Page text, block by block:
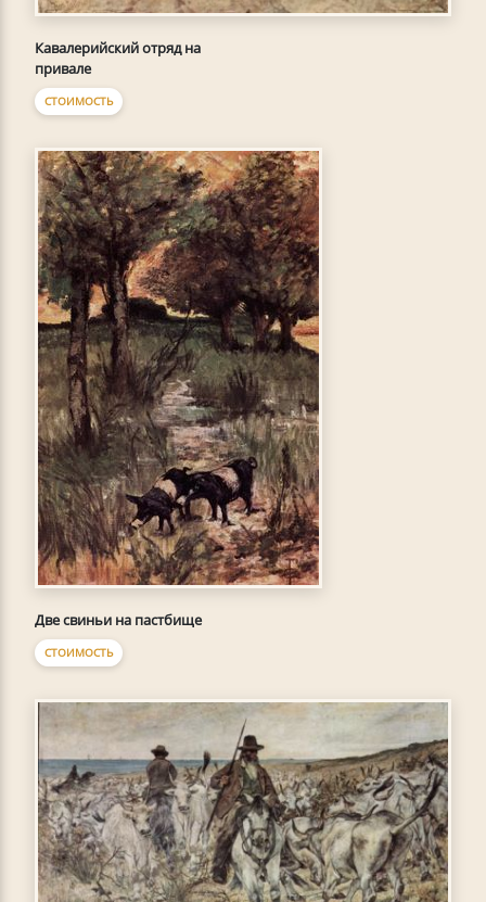
Кавалерийский отряд на
привале
СТОИМОСТЬ
Две свиньи на пастбище
СТОИМОСТЬ